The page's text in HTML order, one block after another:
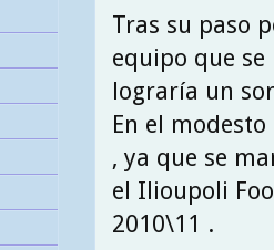
Tras su paso
equipo que
lograría un
En el
, ya que se
el Ilioupoli
2010\11 .